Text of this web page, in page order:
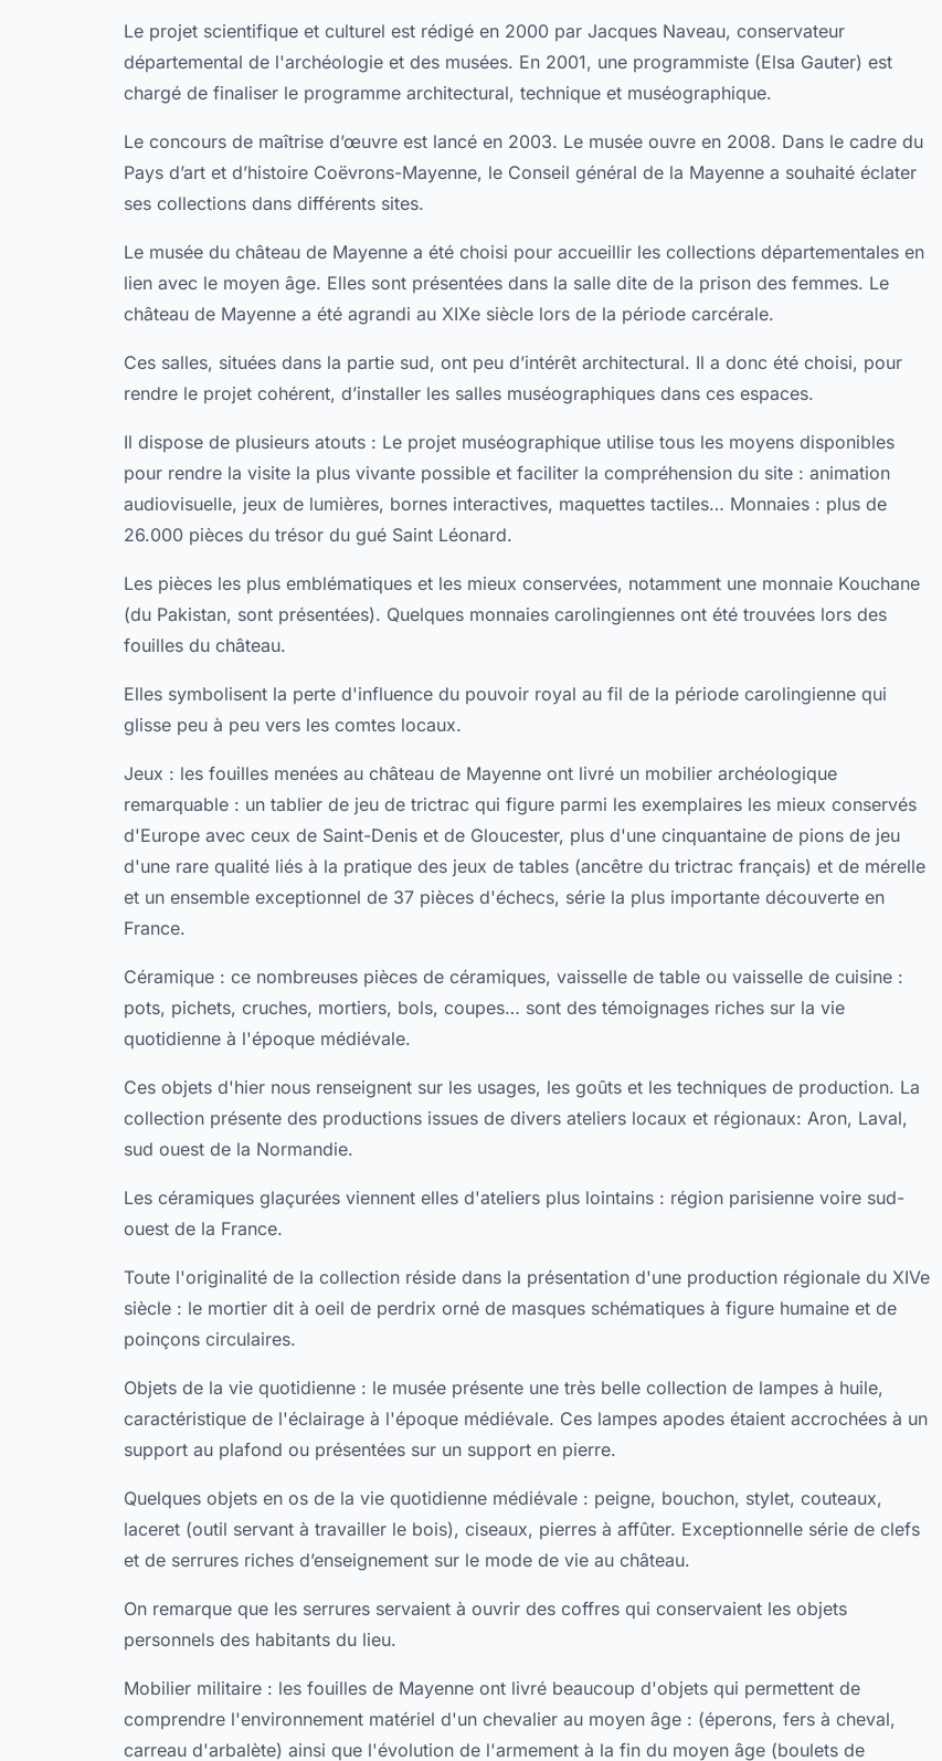
Le projet scientifique et culturel est rédigé en 2000 par Jacques Naveau, conservateur
départemental de l'archéologie et des musées. En 2001, une programmiste (Elsa Gauter) est
chargé de finaliser le programme architectural, technique et muséographique.
Le concours de maîtrise d’œuvre est lancé en 2003. Le musée ouvre en 2008. Dans le cadre du
Pays d’art et d’histoire Coëvrons-Mayenne, le Conseil général de la Mayenne a souhaité éclater
ses collections dans différents sites.
Le musée du château de Mayenne a été choisi pour accueillir les collections départementales en
lien avec le moyen âge. Elles sont présentées dans la salle dite de la prison des femmes. Le
château de Mayenne a été agrandi au XIXe siècle lors de la période carcérale.
Ces salles, situées dans la partie sud, ont peu d’intérêt architectural. Il a donc été choisi, pour
rendre le projet cohérent, d’installer les salles muséographiques dans ces espaces.
Il dispose de plusieurs atouts : Le projet muséographique utilise tous les moyens disponibles
pour rendre la visite la plus vivante possible et faciliter la compréhension du site : animation
audiovisuelle, jeux de lumières, bornes interactives, maquettes tactiles… Monnaies : plus de
26.000 pièces du trésor du gué Saint Léonard.
Les pièces les plus emblématiques et les mieux conservées, notamment une monnaie Kouchane
(du Pakistan, sont présentées). Quelques monnaies carolingiennes ont été trouvées lors des
fouilles du château.
Elles symbolisent la perte d'influence du pouvoir royal au fil de la période carolingienne qui
glisse peu à peu vers les comtes locaux.
Jeux : les fouilles menées au château de Mayenne ont livré un mobilier archéologique
remarquable : un tablier de jeu de trictrac qui figure parmi les exemplaires les mieux conservés
d'Europe avec ceux de Saint-Denis et de Gloucester, plus d'une cinquantaine de pions de jeu
d'une rare qualité liés à la pratique des jeux de tables (ancêtre du trictrac français) et de mérelle
et un ensemble exceptionnel de 37 pièces d'échecs, série la plus importante découverte en
France.
Céramique : ce nombreuses pièces de céramiques, vaisselle de table ou vaisselle de cuisine :
pots, pichets, cruches, mortiers, bols, coupes… sont des témoignages riches sur la vie
quotidienne à l'époque médiévale.
Ces objets d'hier nous renseignent sur les usages, les goûts et les techniques de production. La
collection présente des productions issues de divers ateliers locaux et régionaux: Aron, Laval,
sud ouest de la Normandie.
Les céramiques glaçurées viennent elles d'ateliers plus lointains : région parisienne voire sud-
ouest de la France.
Toute l'originalité de la collection réside dans la présentation d'une production régionale du XIVe
siècle : le mortier dit à oeil de perdrix orné de masques schématiques à figure humaine et de
poinçons circulaires.
Objets de la vie quotidienne : le musée présente une très belle collection de lampes à huile,
caractéristique de l'éclairage à l'époque médiévale. Ces lampes apodes étaient accrochées à un
support au plafond ou présentées sur un support en pierre.
Quelques objets en os de la vie quotidienne médiévale : peigne, bouchon, stylet, couteaux,
laceret (outil servant à travailler le bois), ciseaux, pierres à affûter. Exceptionnelle série de clefs
et de serrures riches d’enseignement sur le mode de vie au château.
On remarque que les serrures servaient à ouvrir des coffres qui conservaient les objets
personnels des habitants du lieu.
Mobilier militaire : les fouilles de Mayenne ont livré beaucoup d'objets qui permettent de
comprendre l'environnement matériel d'un chevalier au moyen âge : (éperons, fers à cheval,
carreau d'arbalète) ainsi que l'évolution de l'armement à la fin du moyen âge (boulets de